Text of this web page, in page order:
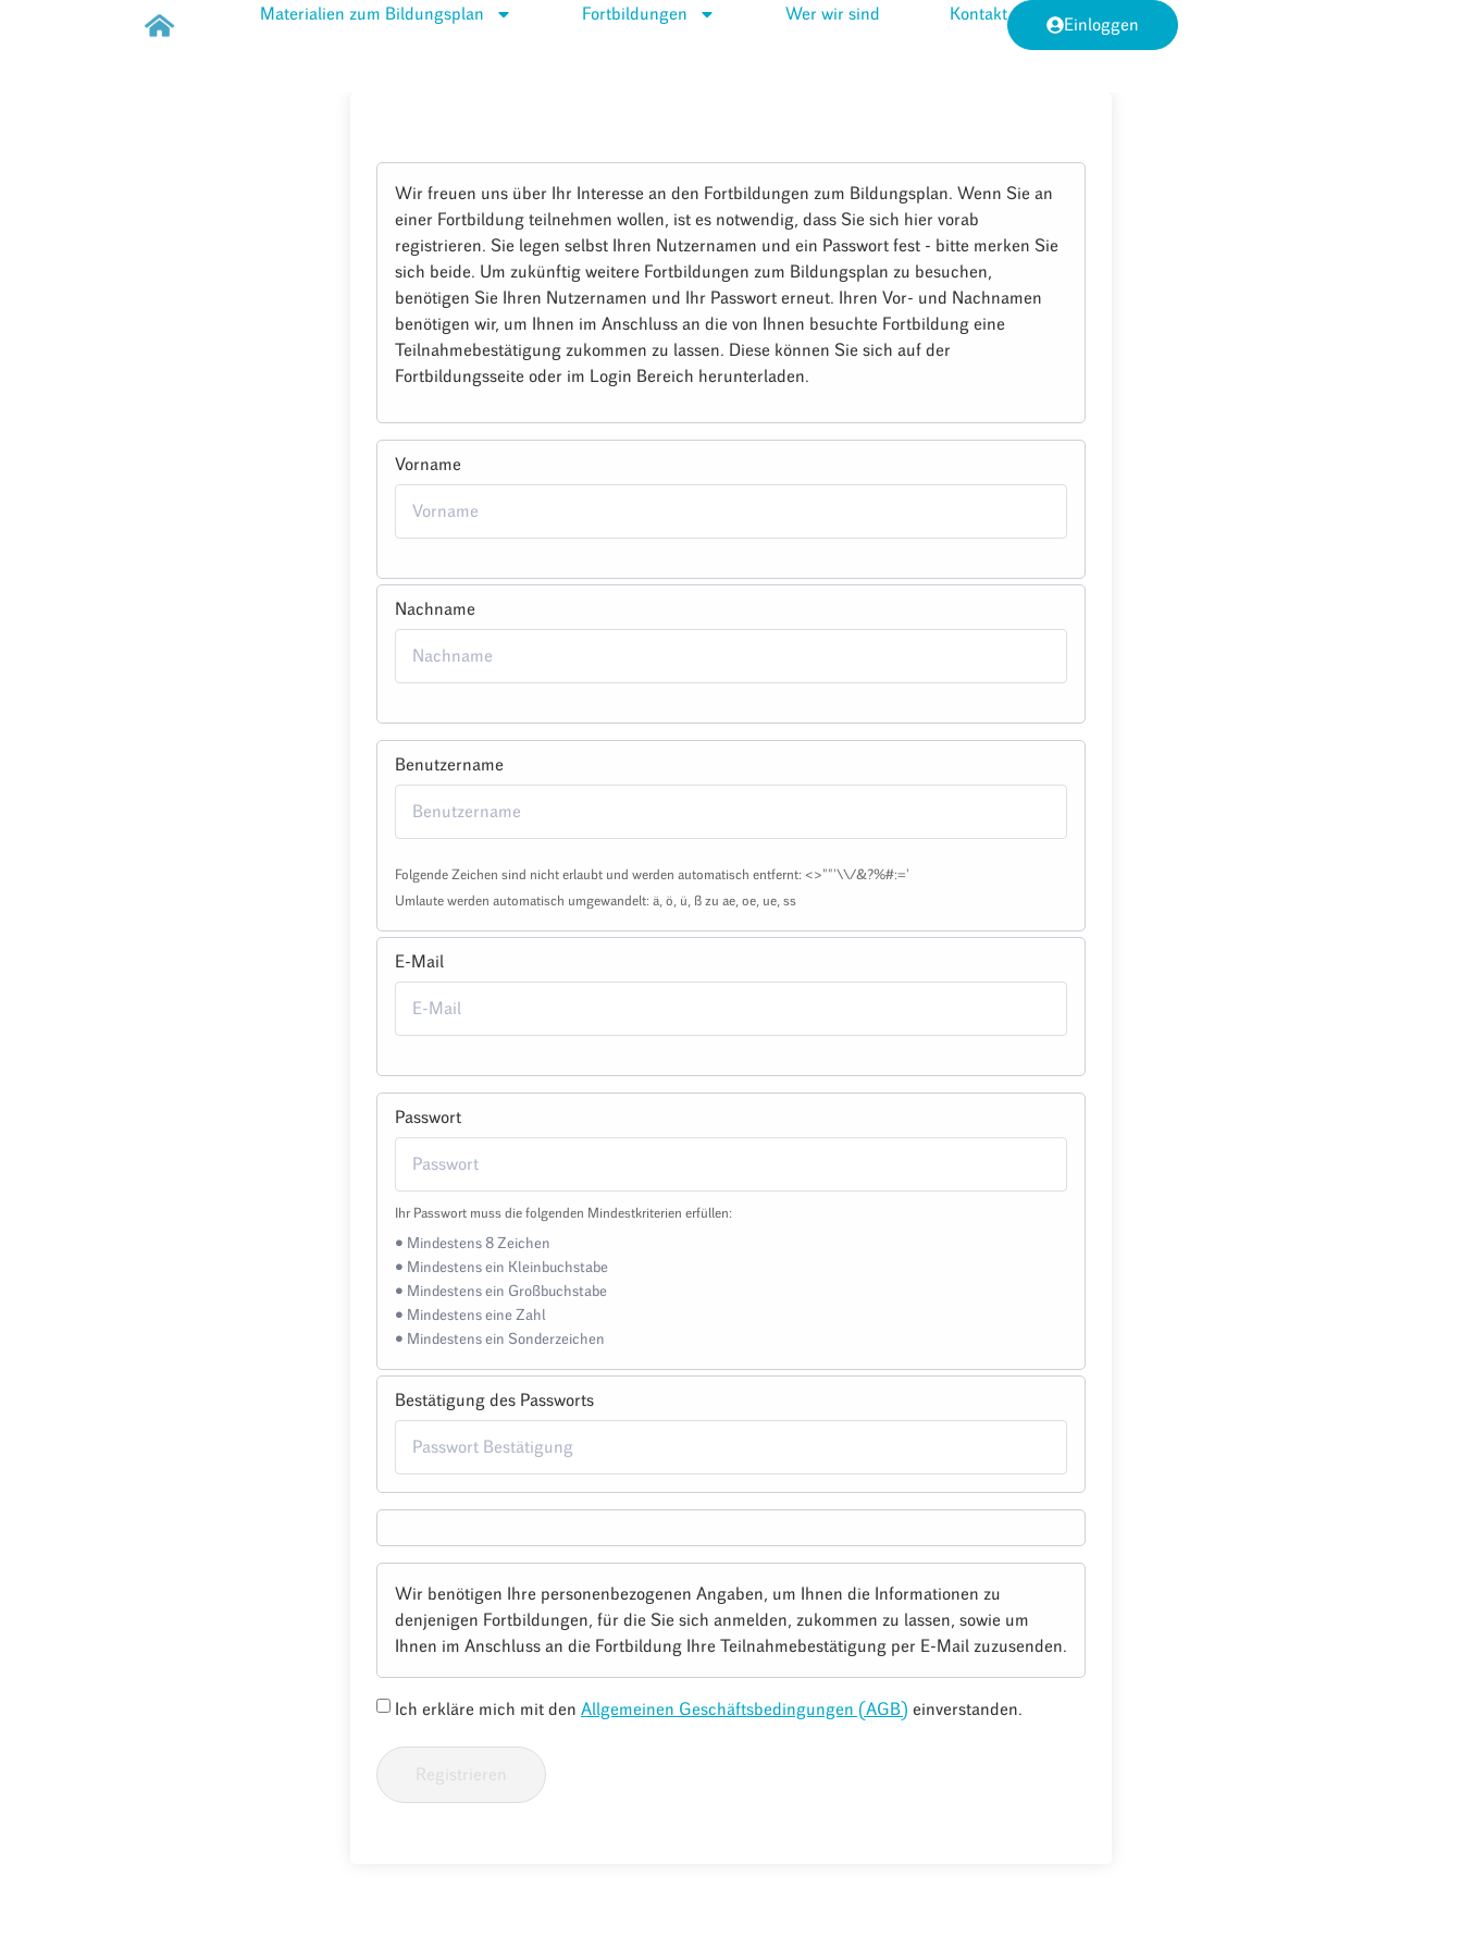
Materialien zum Bildungsplan Fortbildungen Wer wir sind Kontakt
Einloggen
Wir freuen uns über Ihr Interesse an den Fortbildungen zum Bildungsplan. Wenn Sie an
einer Fortbildung teilnehmen wollen, ist es notwendig, dass Sie sich hier vorab
registrieren. Sie legen selbst Ihren Nutzernamen und ein Passwort fest - bitte merken Sie
sich beide. Um zukünftig weitere Fortbildungen zum Bildungsplan zu besuchen,
benötigen Sie Ihren Nutzernamen und Ihr Passwort erneut. Ihren Vor- und Nachnamen
benötigen wir, um Ihnen im Anschluss an die von Ihnen besuchte Fortbildung eine
Teilnahmebestätigung zukommen zu lassen. Diese können Sie sich auf der
Fortbildungsseite oder im Login Bereich herunterladen.
Vorname
Nachname
Benutzername
Folgende Zeichen sind nicht erlaubt und werden automatisch entfernt: <>""'\\/&?%#:='
Umlaute werden automatisch umgewandelt: ä, ö, ü, ß zu ae, oe, ue, ss
E-Mail
Passwort
Ihr Passwort muss die folgenden Mindestkriterien erfüllen:
• Mindestens 8 Zeichen
• Mindestens ein Kleinbuchstabe
• Mindestens ein Großbuchstabe
• Mindestens eine Zahl
• Mindestens ein Sonderzeichen
Bestätigung des Passworts
Wir benötigen Ihre personenbezogenen Angaben, um Ihnen die Informationen zu
denjenigen Fortbildungen, für die Sie sich anmelden, zukommen zu lassen, sowie um
Ihnen im Anschluss an die Fortbildung Ihre Teilnahmebestätigung per E-Mail zuzusenden.
Ich erkläre mich mit den Allgemeinen Geschäftsbedingungen (AGB) einverstanden.
Registrieren